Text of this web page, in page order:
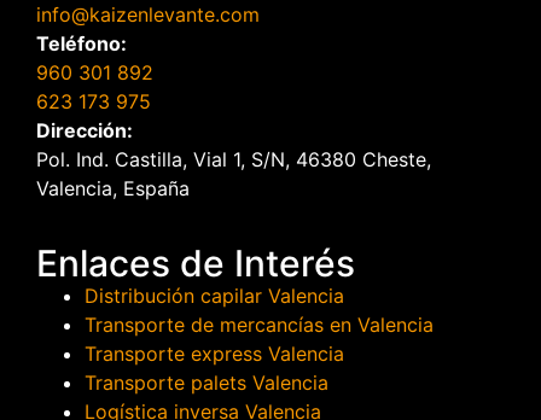
info@kaizenlevante.com
Teléfono:
960 301 892
623 173 975
Dirección:
Pol. Ind. Castilla, Vial 1, S/N, 46380 Cheste,
Valencia, España
Enlaces de Interés
Distribución capilar Valencia
Transporte de mercancías en Valencia
Transporte express Valencia
Transporte palets Valencia
Logística inversa Valencia